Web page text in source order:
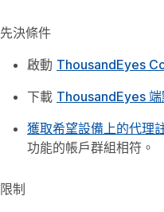
先決條件
啟動 ThousandEyes
下載 ThousandEyes
獲取希望設備上的代理
功能的帳戶群組相符。
限制